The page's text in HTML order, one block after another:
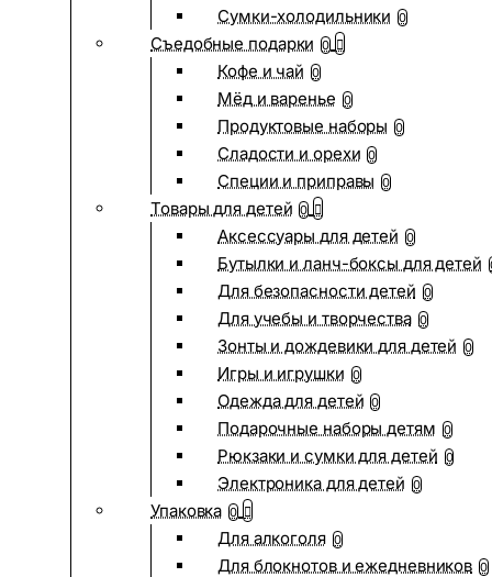
Сумки-холодильники 0
Съедобные подарки 0
Кофе и чай 0
Мёд и варенье 0
Продуктовые наборы 0
Сладости и орехи 0
Специи и приправы 0
Товары для детей 0
Аксессуары для детей 0
Бутылки и ланч-боксы для детей
Для безопасности детей 0
Для учебы и творчества 0
Зонты и дождевики для детей 0
Игры и игрушки 0
Одежда для детей 0
Подарочные наборы детям 0
Рюкзаки и сумки для детей 0
Электроника для детей 0
Упаковка 0
Для алкоголя 0
Для блокнотов и ежедневников 0